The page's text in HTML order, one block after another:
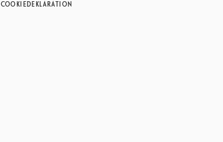
COOKIEDEKLARATION